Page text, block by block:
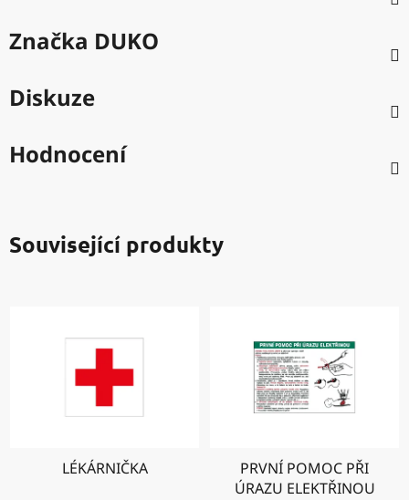
Značka DUKO
Diskuze
Hodnocení
Související produkty
LÉKÁRNIČKA
PRVNÍ POMOC PŘI
ÚRAZU ELEKTŘINOU